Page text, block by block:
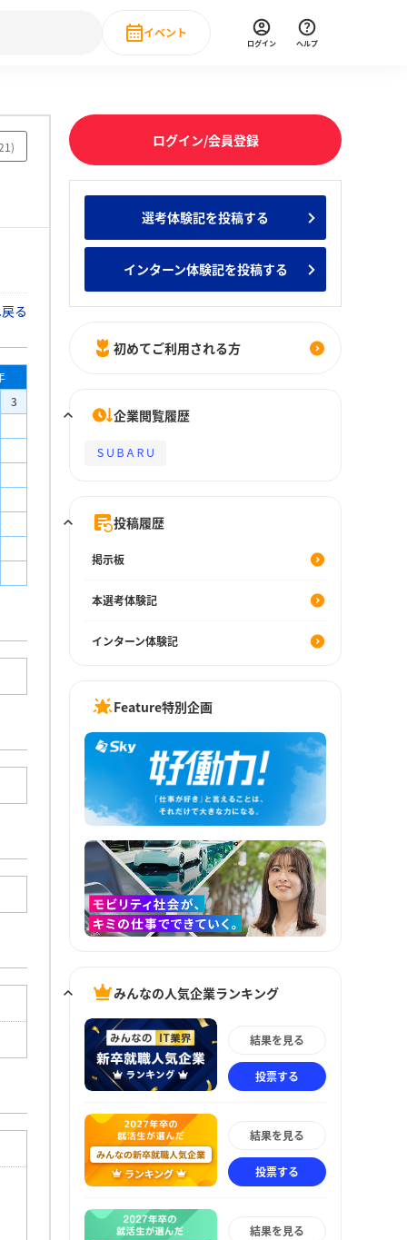
卒就職人気企業ランキング みんなのインターン人気企業ランキ
・DX現場社員インタビュー
イベント
直近のイベント一覧
ログイン ヘルプ
)
る
3
ログイン/会員登録
選考体験記を投稿する
インターン体験記を投稿する
初めてご利用される方
企業閲覧履歴
ＳＵＢＡＲＵ
投稿履歴
掲示板
本選考体験記
インターン体験記
Feature特別企画
みんなの人気企業ランキング
結果を見る
投票する
結果を見る
投票する
結果を見る